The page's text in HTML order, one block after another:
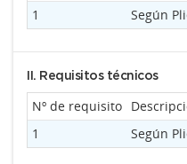
1
Según
II. Requisitos técnicos
Nº de requisito
1
Según